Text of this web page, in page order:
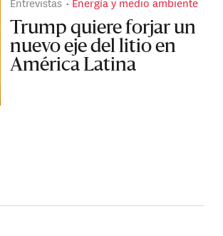
Trump quiere forjar un
nuevo eje del litio en
América Latina